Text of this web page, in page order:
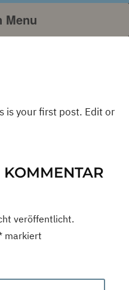
Menu
is your first post. Edit or
KOMMENTAR
veröffentlicht.
markiert